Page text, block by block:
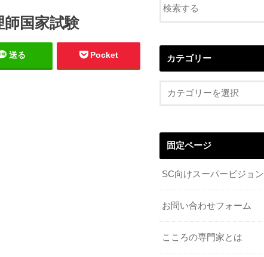
師国家試験
送る Pocket カテゴリー
固定ページ
SC向けスーパービジョン
お問い合わせフォーム
こころの専門家とは